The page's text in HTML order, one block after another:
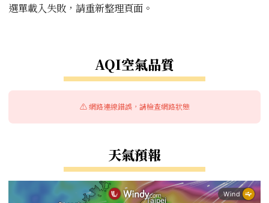
選單載入失敗，請重新整理頁面。
AQI空氣品質
⚠️ 網路連線錯誤，請檢查網路狀態
天氣預報